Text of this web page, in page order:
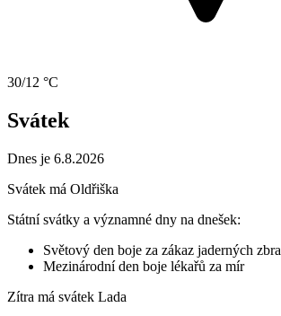
30/12 °C
Svátek
Dnes je 6.8.2026
Svátek má Oldřiška
Státní svátky a významné dny na dnešek:
Světový den boje za zákaz jaderných
Mezinárodní den boje lékařů za mír
Zítra má svátek Lada